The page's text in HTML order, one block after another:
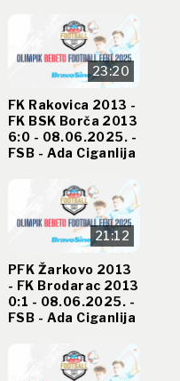
23:20
FK Rakovica 2013 -
FK BSK Borča 2013
6:0 - 08.06.2025. -
FSB - Ada Ciganlija
21:12
PFK Žarkovo 2013
- FK Brodarac 2013
0:1 - 08.06.2025. -
FSB - Ada Ciganlija